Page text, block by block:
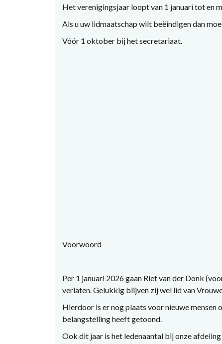
Het verenigingsjaar loopt van 1 januari tot en
Als u uw lidmaatschap wilt beëindigen dan
Vóór 1 oktober bij het secretariaat.
Voorwoord
Per 1 januari 2026 gaan Riet van der Donk
verlaten. Gelukkig blijven zij wel lid van
Hierdoor is er nog plaats voor nieuwe mensen
belangstelling heeft getoond.
Ook dit jaar is het ledenaantal bij onze